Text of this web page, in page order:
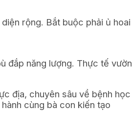
rộng. Bắt buộc phải ủ hoai
đắp năng lượng. Thực tế vườn
địa, chuyên sâu về bệnh học
cùng bà con kiến tạo